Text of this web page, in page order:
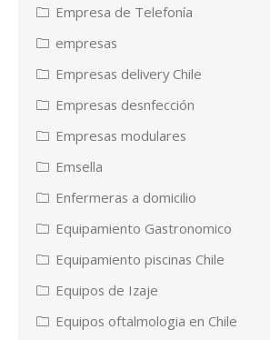
Empresa de Telefonía
empresas
Empresas delivery Chile
Empresas desnfección
Empresas modulares
Emsella
Enfermeras a domicilio
Equipamiento Gastronomico
Equipamiento piscinas Chile
Equipos de Izaje
Equipos oftalmologia en Chile